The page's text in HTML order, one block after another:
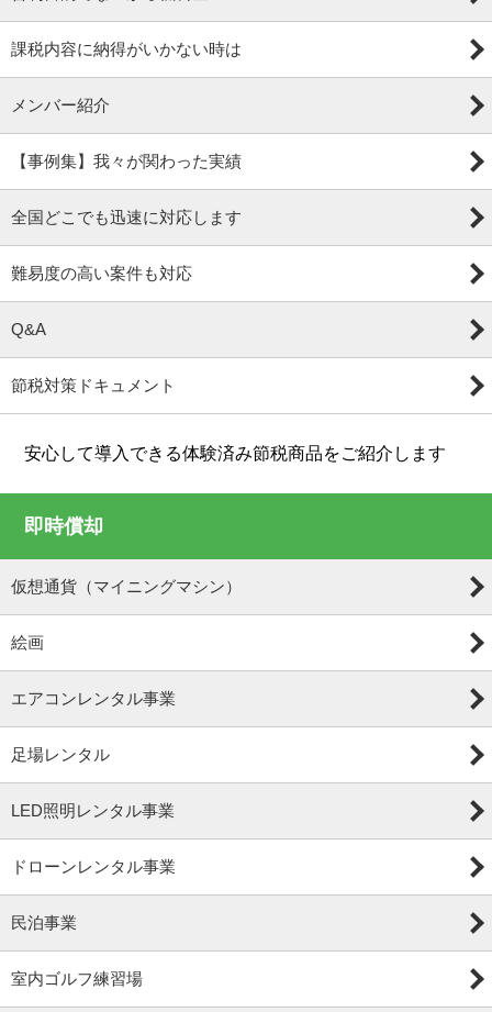
課税内容に納得がいかない時は
メンバー紹介
【事例集】我々が関わった実績
全国どこでも迅速に対応します
難易度の高い案件も対応
Q&A
節税対策ドキュメント
安心して導入できる体験済み節税商品をご紹介します
即時償却
仮想通貨（マイニングマシン）
絵画
エアコンレンタル事業
足場レンタル
LED照明レンタル事業
ドローンレンタル事業
民泊事業
室内ゴルフ練習場